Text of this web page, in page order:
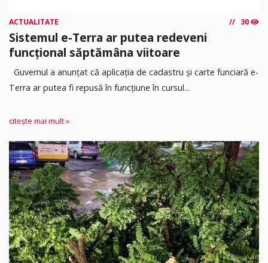
ACTUALITATE 30
Sistemul e-Terra ar putea redeveni
funcțional săptămâna viitoare
Guvernul a anunțat că aplicația de cadastru și carte funciară e-
Terra ar putea fi repusă în funcțiune în cursul...
citește mai mult »